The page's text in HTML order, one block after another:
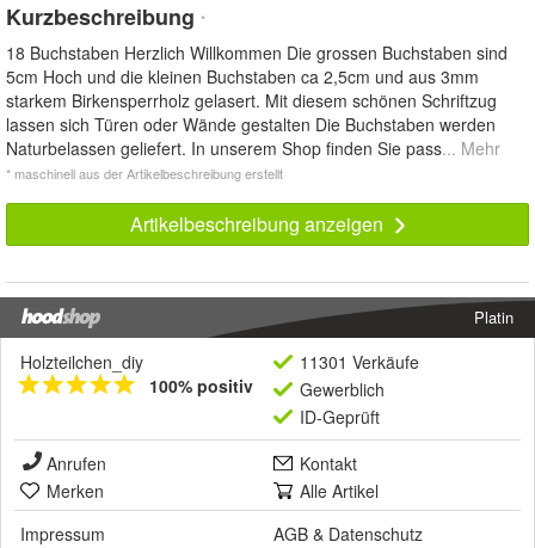
Kurzbeschreibung *
18 Buchstaben Herzlich Willkommen Die grossen Buchstaben sind
5cm Hoch und die kleinen Buchstaben ca 2,5cm und aus 3mm
starkem Birkensperrholz gelasert. Mit diesem schönen Schriftzug
lassen sich Türen oder Wände gestalten Die Buchstaben werden
Naturbelassen geliefert. In unserem Shop finden Sie pass... Mehr
* maschinell aus der Artikelbeschreibung erstellt
Artikelbeschreibung anzeigen
Platin
Holzteilchen_diy
100% positiv
11301 Verkäufe
Gewerblich
ID-Geprüft
Anrufen
Kontakt
Merken
Alle Artikel
Impressum
AGB & Datenschutz